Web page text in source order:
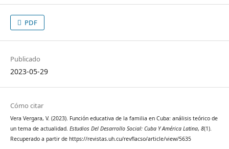
PDF
Publicado
2023-05-29
Cómo citar
Vera Vergara, V. (2023). Función educativa de la familia en Cuba: análisis teórico de
un tema de actualidad. Estudios Del Desarrollo Social: Cuba Y América Latina, 8(1).
Recuperado a partir de https://revistas.uh.cu/revflacso/article/view/5635